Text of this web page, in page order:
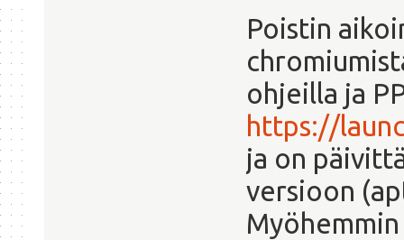
Poistin
ohjeilla ja
https://
ja on
versioon